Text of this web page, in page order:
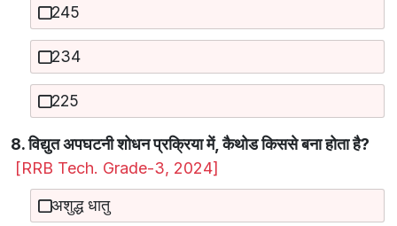
245
234
225
8. विद्युत अपघटनी शोधन प्रक्रिया में, कैथोड किससे बना होता है?
[RRB Tech. Grade-3, 2024]
अशुद्ध धातु